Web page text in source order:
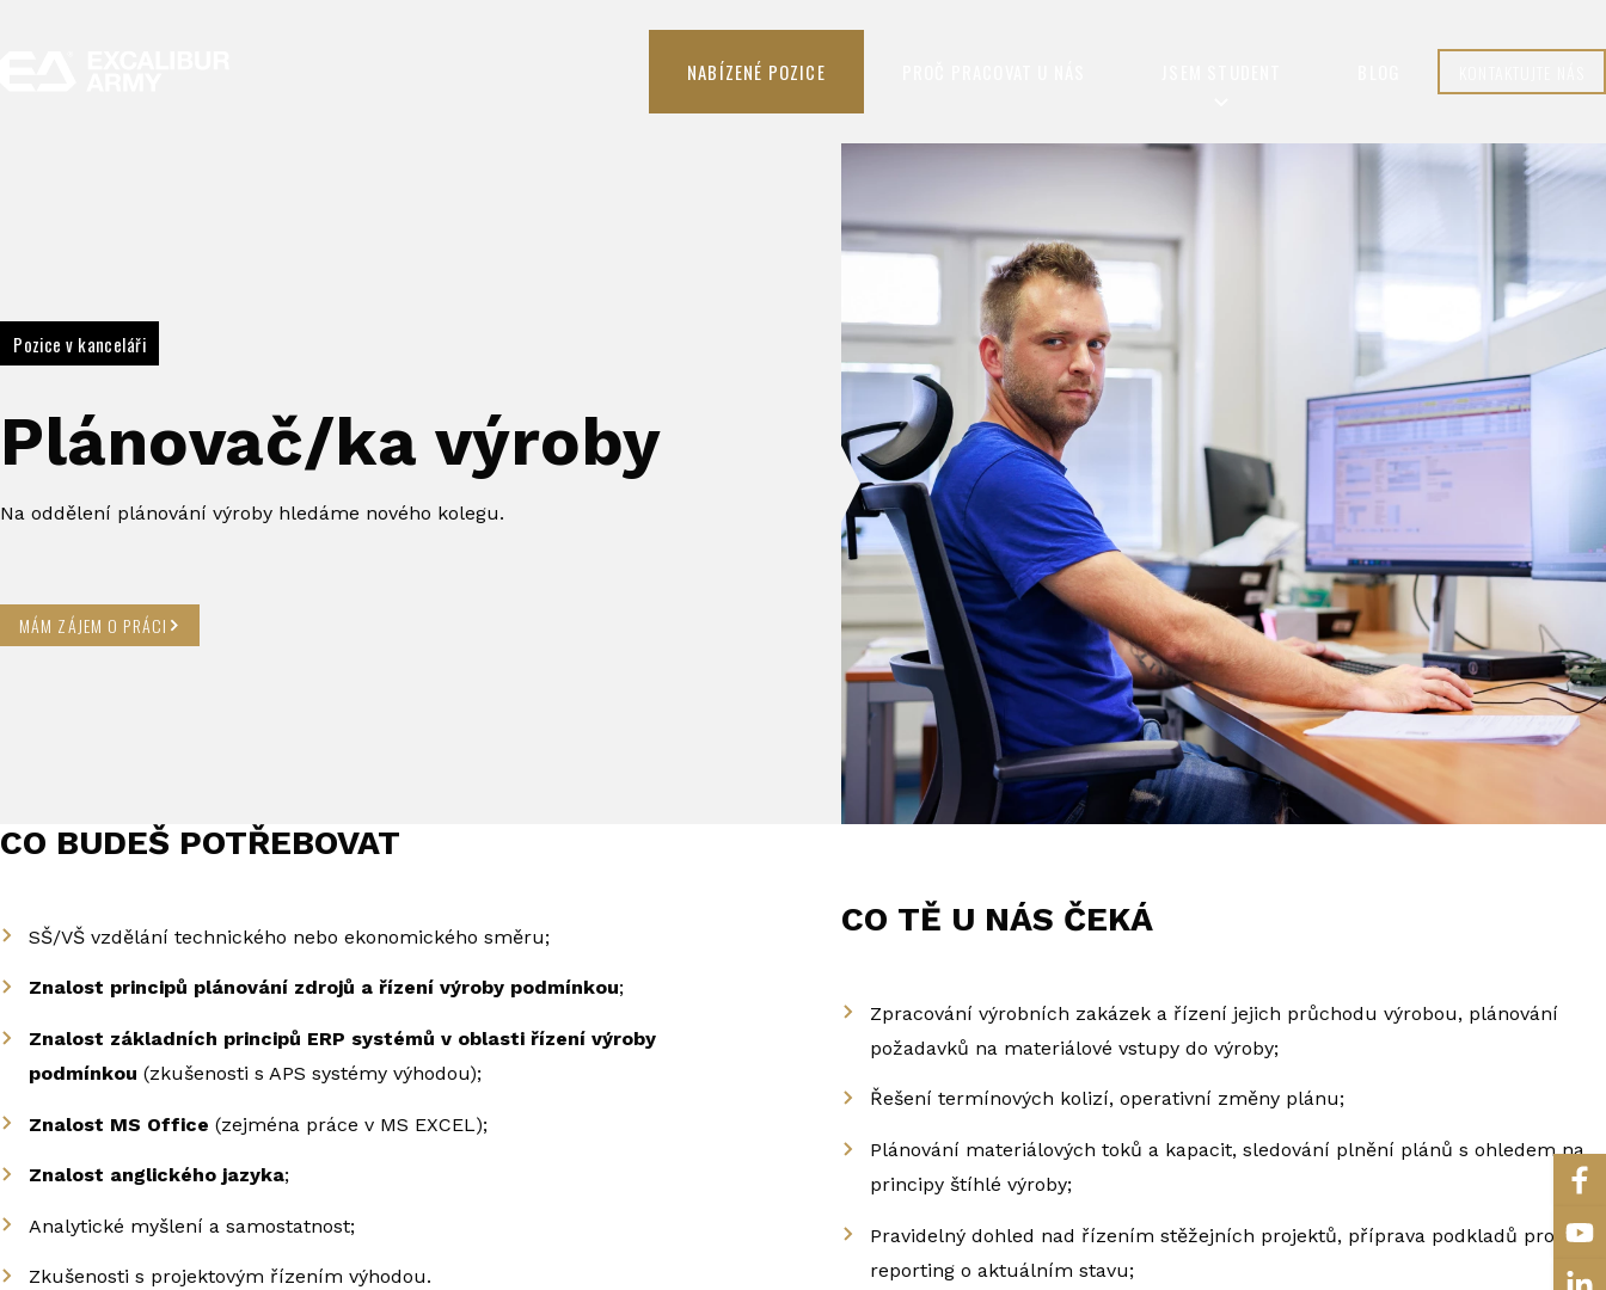
NABÍZENÉ POZICE
Pozice v kanceláři
Plánovač/ka výroby
Na oddělení plánování výroby hledáme nového kolegu.
MÁM ZÁJEM O PRÁCI
CO BUDEŠ POTŘEBOVAT
SŠ/VŠ vzdělání technického nebo ekonomického směru;
Znalost principů plánování zdrojů a řízení výroby podmínkou;
Znalost základních principů ERP systémů v oblasti řízení výroby
podmínkou (zkušenosti s APS systémy výhodou);
Znalost MS Office (zejména práce v MS EXCEL);
Znalost anglického jazyka;
Analytické myšlení a samostatnost;
Zkušenosti s projektovým řízením výhodou.
CO TĚ U NÁS ČEKÁ
Zpracování výrobních zakázek a řízení jejich průchodu výrobou, plánování
požadavků na materiálové vstupy do výroby;
Řešení termínových kolizí, operativní změny plánu;
Plánování materiálových toků a kapacit, sledování plnění plánů s ohledem na
principy štíhlé výroby;
Pravidelný dohled nad řízením stěžejních projektů, příprava podkladů pro
reporting o aktuálním stavu;